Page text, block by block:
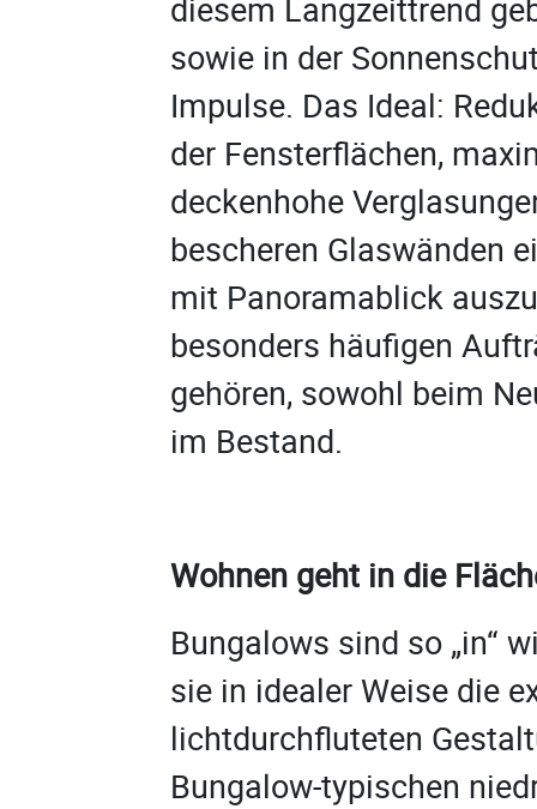
sowie in der
Impulse. Das Ideal:
der Fensterflächen,
deckenhohe
bescheren Glaswänden
mit Panoramablick
besonders häufigen
gehören, sowohl beim
im Bestand.
Wohnen geht in die
Bungalows sind so „in“
sie in idealer Weise die
lichtdurchfluteten
Bungalow-typischen